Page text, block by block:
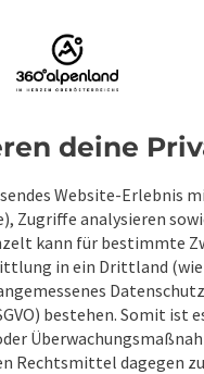
Schutz vor Spam wird
Daten (z.
des Formulars
Kontaktaufnahme
per Formular auf der
Daten zwecks
sechs Monate bei
weiter.
deine
Website-Erlebnis
Zugriffe analysieren
kann für bestimmte
in ein Drittland (wie
bestehen. Somit ist
Rechtsmittel dagegen